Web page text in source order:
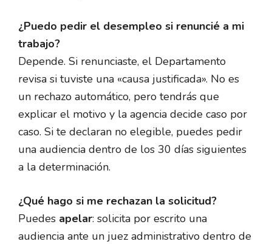
¿Puedo pedir el desempleo si renuncié a mi
trabajo?
Depende. Si renunciaste, el Departamento
revisa si tuviste una «causa justificada». No es
un rechazo automático, pero tendrás que
explicar el motivo y la agencia decide caso por
caso. Si te declaran no elegible, puedes pedir
una audiencia dentro de los 30 días siguientes
a la determinación.
¿Qué hago si me rechazan la solicitud?
Puedes apelar: solicita por escrito una
audiencia ante un juez administrativo dentro de